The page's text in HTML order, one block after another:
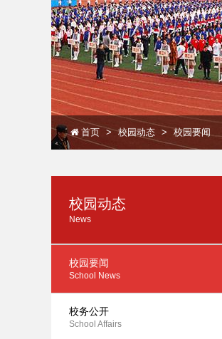
首页 校园动态 校园要闻
校园动态
News
校园要闻
School News
校务公开
School Affairs